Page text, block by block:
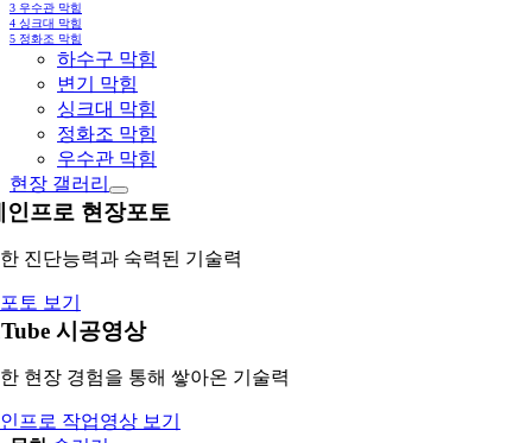
3 우수관 막힘
4 싱크대 막힘
5 정화조 막힘
하수구 막힘
변기 막힘
싱크대 막힘
정화조 막힘
우수관 막힘
현장 갤러리
인프로 현장포토
진단능력과 숙력된 기술력
토 보기
시공영상
현장 경험을 통해 쌓아온 기술력
프로 작업영상 보기